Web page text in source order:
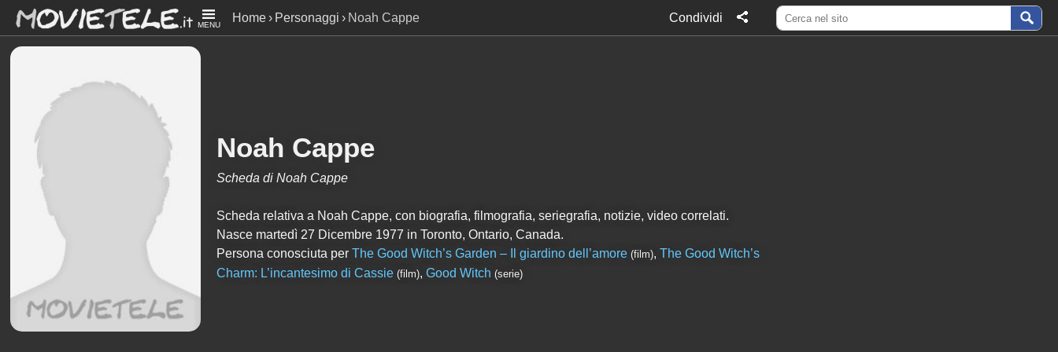
MENU
Home Personaggi Noah Cappe Condividi
Noah Cappe
Scheda di Noah Cappe
Scheda relativa a Noah Cappe, con biografia, filmografia, seriegrafia, notizie, video correlati.
Nasce martedì 27 Dicembre 1977 in Toronto, Ontario, Canada.
Persona conosciuta per The Good Witch’s Garden – Il giardino dell’amore (film), The Good Witch’s
Charm: L’incantesimo di Cassie (film), Good Witch (serie)